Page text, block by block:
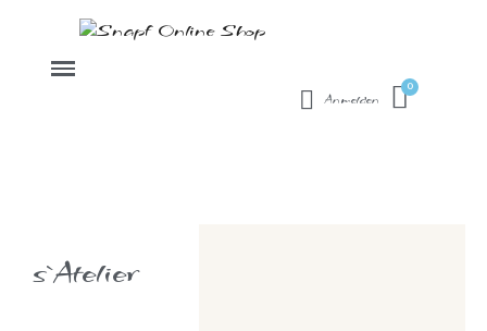
Anmelden
s`Atelier